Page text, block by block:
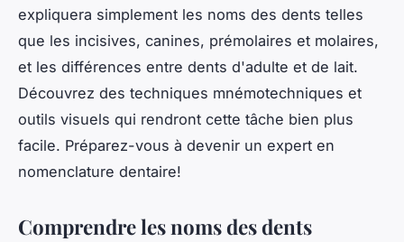
expliquera simplement les noms des dents telles
que les incisives, canines, prémolaires et molaires,
et les différences entre dents d'adulte et de lait.
Découvrez des techniques mnémotechniques et
outils visuels qui rendront cette tâche bien plus
facile. Préparez-vous à devenir un expert en
nomenclature dentaire!
Comprendre les noms des dents